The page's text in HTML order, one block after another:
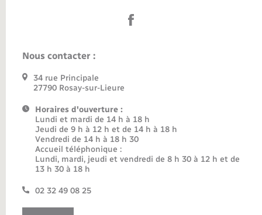
Nous contacter :
34 rue Principale
27790 Rosay-sur-Lieure
Horaires d'ouverture :
Lundi et mardi de 14 h à 18 h
Jeudi de 9 h à 12 h et de 14 h à 18 h
Vendredi de 14 h à 18 h 30
Accueil téléphonique :
Lundi, mardi, jeudi et vendredi de 8 h 30 à 12 h et de
13 h 30 à 18 h
02 32 49 08 25